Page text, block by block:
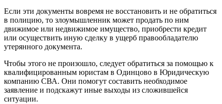
Если эти документы вовремя не восстановить и не обратиться
в полицию, то злоумышленник может продать по ним
движимое или недвижимое имущество, приобрести кредит
или осуществить иную сделку в ущерб правообладателю
утерянного документа.
Чтобы этого не произошло, следует обратиться за помощью к
квалифицированным юристам в Одинцово в Юридическую
компанию СВА. Они помогут составить необходимое
заявление и подскажут иные выходы из сложившейся
ситуации.